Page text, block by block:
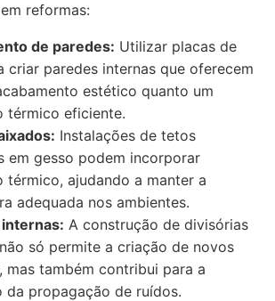
reformas:
de paredes: Utilizar placas de
criar paredes internas que oferecem
estético quanto um
térmico eficiente.
Instalações de tetos
em gesso podem incorporar
térmico, ajudando a manter a
adequada nos ambientes.
A construção de divisórias
só permite a criação de novos
mas também contribui para a
da propagação de ruídos.